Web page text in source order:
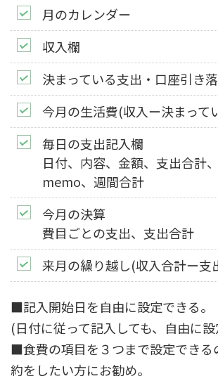
月のカレンダー
収入欄
決まっている支出・口座引き
今月の生活費(収入ー決まって
毎日の支出記入欄
日付、内容、金額、支出合計
memo、週間合計
今月の決算
費目ごとの支出、支出合計
来月の繰り越し(収入合計ー支
■記入開始日を自由に設定できる。
(日付に従って記入しても、自由に設
■食費の項目を３つまで設定できる
約をしたい方にお勧め。